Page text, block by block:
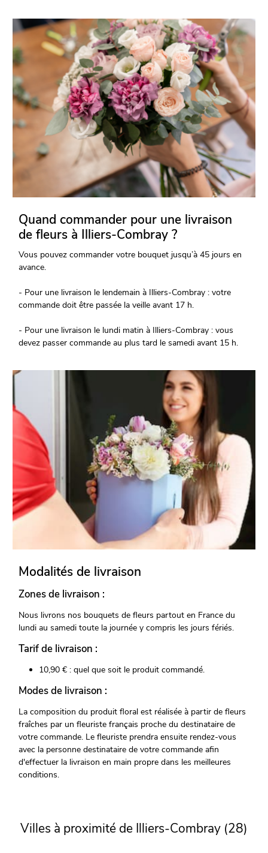
Quand commander pour une livraison
de fleurs à Illiers-Combray ?
Vous pouvez commander votre bouquet jusqu’à 45 jours en
avance.
- Pour une livraison le lendemain à Illiers-Combray : votre
commande doit être passée la veille avant 17 h.
- Pour une livraison le lundi matin à Illiers-Combray : vous
devez passer commande au plus tard le samedi avant 15 h.
Modalités de livraison
Zones de livraison :
Nous livrons nos bouquets de fleurs partout en France du
lundi au samedi toute la journée y compris les jours fériés.
Tarif de livraison :
10,90 € : quel que soit le produit commandé.
Modes de livraison :
La composition du produit floral est réalisée à partir de fleurs
fraîches par un fleuriste français proche du destinataire de
votre commande. Le fleuriste prendra ensuite rendez-vous
avec la personne destinataire de votre commande afin
d'effectuer la livraison en main propre dans les meilleures
conditions.
Villes à proximité de Illiers-Combray (28)